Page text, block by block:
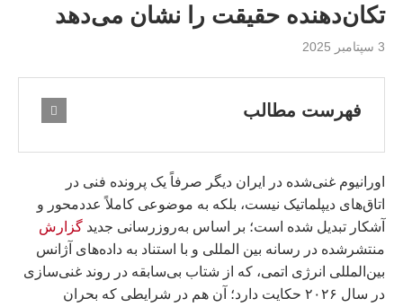
تکان‌دهنده حقیقت را نشان می‌دهد
3 سپتامبر 2025
فهرست مطالب
اورانیوم غنی‌شده در ایران دیگر صرفاً یک پرونده فنی در
اتاق‌های دیپلماتیک نیست، بلکه به موضوعی کاملاً عددمحور و
آشکار تبدیل شده است؛ بر اساس به‌روزرسانی جدید گزارش
منتشرشده در رسانه بين المللى و با استناد به داده‌های آژانس
بین‌المللی انرژی اتمی، که از شتاب بی‌سابقه در روند غنی‌سازی
در سال ۲۰۲۶ حکایت دارد؛ آن هم در شرایطی که بحران